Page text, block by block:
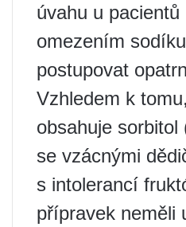
úvahu u pacientů
omezením
postupovat
Vzhledem k
obsahuje sorbitol
se vzácnými
s intolerancí
přípravek neměli